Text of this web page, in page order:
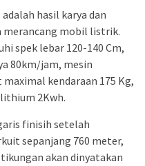
hasil karya dan
merancang mobil listrik.
spek lebar 120-140 Cm,
80km/jam, mesin
kendaraan 175 Kg,
2Kwh.
finisih setelah
sepanjang 760 meter,
akan dinyatakan